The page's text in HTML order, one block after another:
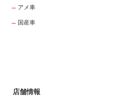
アメ車
国産車
店舗情報